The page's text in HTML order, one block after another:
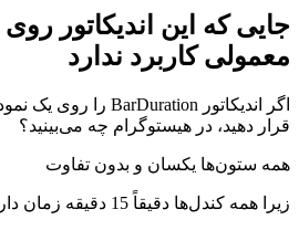
جایی که این اندیکاتور
معمولی کاربرد ندارد
قرار دهید، در هیستوگرام چه می‌بینید؟
همه ستون‌ها یکسان و بدون تفاوت
زیرا همه کندل‌ها دقیقاً 15 دقیقه زمان دارند